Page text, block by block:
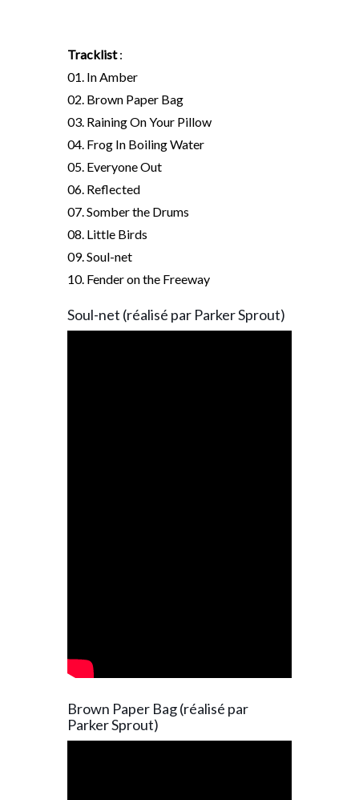
Tracklist:
01. In Amber
02. Brown Paper Bag
03. Raining On Your Pillow
04. Frog In Boiling Water
05. Everyone Out
06. Reflected
07. Somber the Drums
08. Little Birds
09. Soul-net
10. Fender on the Freeway
Soul-net (réalisé par Parker Sprout)
Brown Paper Bag (réalisé par
Parker Sprout)